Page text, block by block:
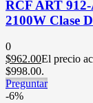
RCF ART
2100W Clase
0
$962.00El precio
$998.00.
Preguntar
-6%